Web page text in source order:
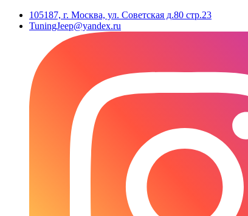
105187, г. Москва, ул. Советская д.80 стр.23
TuningJeep@yandex.ru